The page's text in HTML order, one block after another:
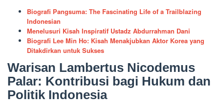
Biografi Pangsuma: The Fascinating Life of a Trailblazing
Indonesian
Menelusuri Kisah Inspiratif Ustadz Abdurrahman Dani
Biografi Lee Min Ho: Kisah Menakjubkan Aktor Korea yang
Ditakdirkan untuk Sukses
Warisan Lambertus Nicodemus
Palar: Kontribusi bagi Hukum dan
Politik Indonesia